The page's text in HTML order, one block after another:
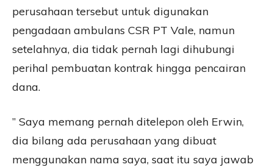
perusahaan tersebut untuk digunakan
pengadaan ambulans CSR PT Vale, namun
setelahnya, dia tidak pernah lagi dihubungi
perihal pembuatan kontrak hingga pencairan
dana.
” Saya memang pernah ditelepon oleh Erwin,
dia bilang ada perusahaan yang dibuat
menggunakan nama saya, saat itu saya jawab